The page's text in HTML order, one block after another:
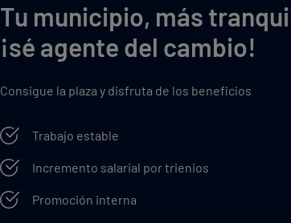
Tu municipio, más
¡sé agente del cambio!
Consigue la plaza y disfruta de los beneficios
Trabajo estable
Incremento salarial por trienios
Promoción interna